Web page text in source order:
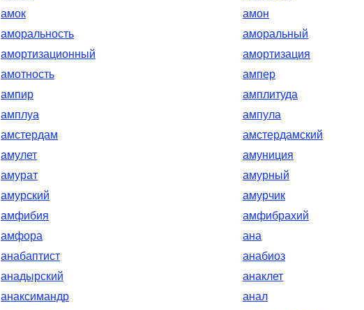
амок
амон
аморальность
аморальный
амортизационный
амортизация
амотность
ампер
ампир
амплитуда
амплуа
ампула
амстердам
амстердамский
амулет
амуниция
амурат
амурный
амурский
амурчик
амфибия
амфибрахий
амфора
ана
анабаптист
анабиоз
анадырский
анаклет
анаксимандр
анал